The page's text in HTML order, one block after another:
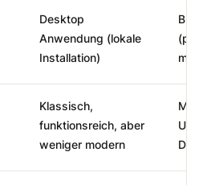
Desktop
Anwendung (lokale
Installation)
Klassisch,
funktionsreich, aber
weniger modern
UX/